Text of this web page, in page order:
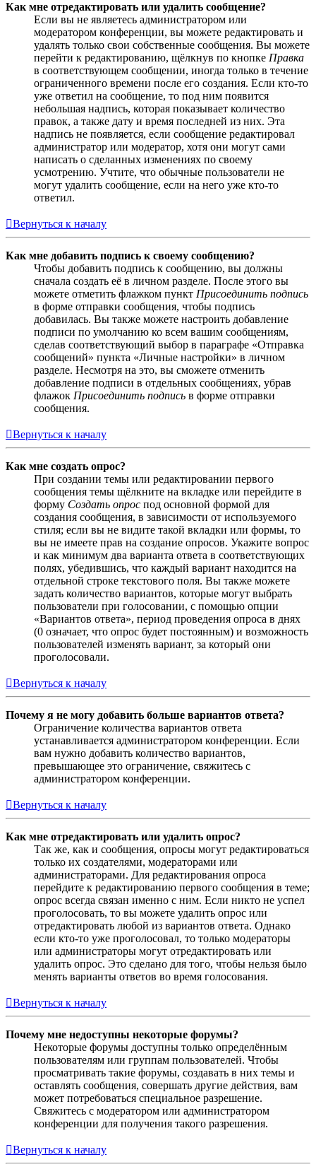
Как мне отредактировать или удалить сообщение?
Если вы не являетесь администратором или
модератором конференции, вы можете редактировать и
удалять только свои собственные сообщения. Вы можете
перейти к редактированию, щёлкнув по кнопке Правка
в соответствующем сообщении, иногда только в течение
ограниченного времени после его создания. Если кто-то
уже ответил на сообщение, то под ним появится
небольшая надпись, которая показывает количество
правок, а также дату и время последней из них. Эта
надпись не появляется, если сообщение редактировал
администратор или модератор, хотя они могут сами
написать о сделанных изменениях по своему
усмотрению. Учтите, что обычные пользователи не
могут удалить сообщение, если на него уже кто-то
ответил.
Вернуться к началу
Как мне добавить подпись к своему сообщению?
Чтобы добавить подпись к сообщению, вы должны
сначала создать её в личном разделе. После этого вы
можете отметить флажком пункт Присоединить подпись
в форме отправки сообщения, чтобы подпись
добавилась. Вы также можете настроить добавление
подписи по умолчанию ко всем вашим сообщениям,
сделав соответствующий выбор в параграфе «Отправка
сообщений» пункта «Личные настройки» в личном
разделе. Несмотря на это, вы сможете отменить
добавление подписи в отдельных сообщениях, убрав
флажок Присоединить подпись в форме отправки
сообщения.
Вернуться к началу
Как мне создать опрос?
При создании темы или редактировании первого
сообщения темы щёлкните на вкладке или перейдите в
форму Создать опрос под основной формой для
создания сообщения, в зависимости от используемого
стиля; если вы не видите такой вкладки или формы, то
вы не имеете прав на создание опросов. Укажите вопрос
и как минимум два варианта ответа в соответствующих
полях, убедившись, что каждый вариант находится на
отдельной строке текстового поля. Вы также можете
задать количество вариантов, которые могут выбрать
пользователи при голосовании, с помощью опции
«Вариантов ответа», период проведения опроса в днях
(0 означает, что опрос будет постоянным) и возможность
пользователей изменять вариант, за который они
проголосовали.
Вернуться к началу
Почему я не могу добавить больше вариантов ответа?
Ограничение количества вариантов ответа
устанавливается администратором конференции. Если
вам нужно добавить количество вариантов,
превышающее это ограничение, свяжитесь с
администратором конференции.
Вернуться к началу
Как мне отредактировать или удалить опрос?
Так же, как и сообщения, опросы могут редактироваться
только их создателями, модераторами или
администраторами. Для редактирования опроса
перейдите к редактированию первого сообщения в теме;
опрос всегда связан именно с ним. Если никто не успел
проголосовать, то вы можете удалить опрос или
отредактировать любой из вариантов ответа. Однако
если кто-то уже проголосовал, то только модераторы
или администраторы могут отредактировать или
удалить опрос. Это сделано для того, чтобы нельзя было
менять варианты ответов во время голосования.
Вернуться к началу
Почему мне недоступны некоторые форумы?
Некоторые форумы доступны только определённым
пользователям или группам пользователей. Чтобы
просматривать такие форумы, создавать в них темы и
оставлять сообщения, совершать другие действия, вам
может потребоваться специальное разрешение.
Свяжитесь с модератором или администратором
конференции для получения такого разрешения.
Вернуться к началу